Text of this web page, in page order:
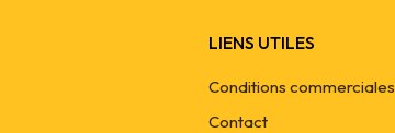
LIENS UTILES
Conditions commerciales
Contact